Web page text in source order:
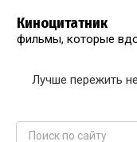
контенту
Киноцитатник
фильмы, которые
Лучше пережить
Поиск: